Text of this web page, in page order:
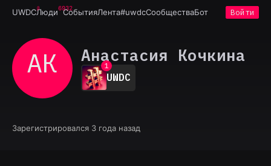
UWDCЛюди6932
СобытияЛента#uwdcСообществаБот Войти
АК Анастасия Кочкина
0
1
2
3
6
UWDC
Зарегистрировался 3 года назад